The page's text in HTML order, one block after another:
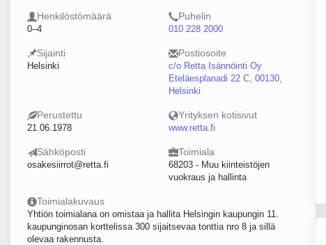
Henkilöstömäärä
0–4
Puhelin
010 228 2000
Sijainti
Helsinki
Postiosoite
c/o Retta Isännöinti Oy
Eteläesplanadi 22 C, 00130,
Helsinki
Perustettu
21.06.1978
Yrityksen kotisivut
www.retta.fi
Sähköposti
osakesiirrot@retta.fi
Toimiala
68203 - Muu kiinteistöjen
vuokraus ja hallinta
Toimialakuvaus
Yhtiön toimialana on omistaa ja hallita Helsingin kaupungin 11.
kaupunginosan korttelissa 300 sijaitsevaa tonttia nro 8 ja sillä
olevaa rakennusta.